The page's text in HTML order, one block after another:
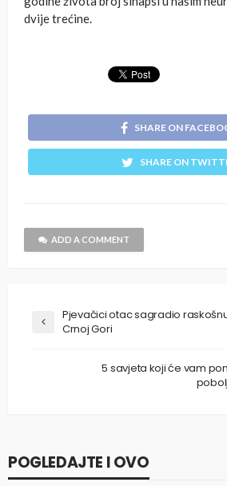
dvije trećine.
SHARE ON
SHARE ON
ADD A COMMENT
Pjevačici otac sagradio
Crnoj Gori
5 savjeta koji će vam
POGLEDAJTE I OVO